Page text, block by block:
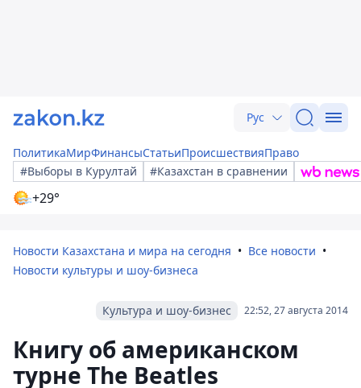
Рус
ПолитикаМирФинансыСтатьиПроисшествияПраво
#Выборы в Курултай
#Казахстан в сравнении
+29°
Новости Казахстана и мира на сегодня
Все новости
Новости культуры и шоу-бизнеса
22:52, 27 августа 2014
Культура и шоу-бизнес
Книгу об американском
турне The Beatles